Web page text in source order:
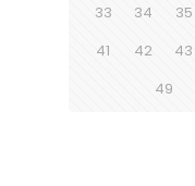
33
34 35
41
42 43
49